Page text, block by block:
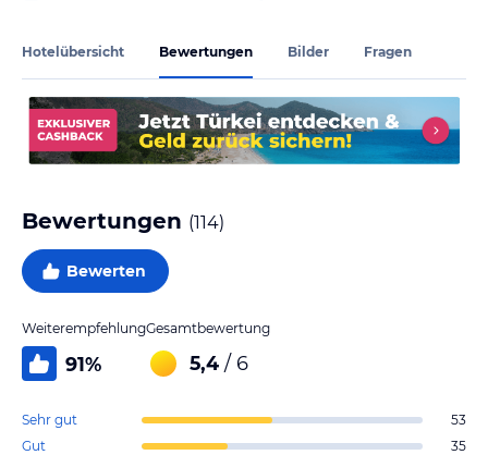
Hotelübersicht Bewertungen Bilder Fragen
Bewertungen (114)
Bewerten
Weiterempfehlung
91%
Gesamtbewertung
5,4 / 6
Sehr gut
53
Gut
35